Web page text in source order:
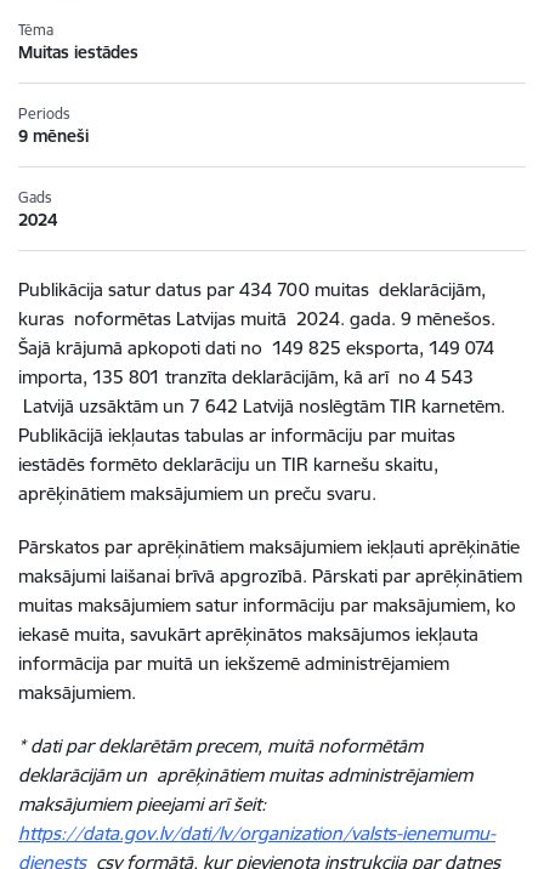
Tēma
Muitas iestādes
Periods
9 mēneši
Gads
2024
Publikācija satur datus par 434 700 muitas deklarācijām,
kuras noformētas Latvijas muitā 2024. gada. 9 mēnešos.
Šajā krājumā apkopoti dati no 149 825 eksporta, 149 074
importa, 135 801 tranzīta deklarācijām, kā arī no 4 543
Latvijā uzsāktām un 7 642 Latvijā noslēgtām TIR karnetēm.
Publikācijā iekļautas tabulas ar informāciju par muitas
iestādēs formēto deklarāciju un TIR karnešu skaitu,
aprēķinātiem maksājumiem un preču svaru.
Pārskatos par aprēķinātiem maksājumiem iekļauti aprēķinātie
maksājumi laišanai brīvā apgrozībā. Pārskati par aprēķinātiem
muitas maksājumiem satur informāciju par maksājumiem, ko
iekasē muita, savukārt aprēķinātos maksājumos iekļauta
informācija par muitā un iekšzemē administrējamiem
maksājumiem.
*dati par deklarētām precem, muitā noformētām
deklarācijām un aprēķinātiem muitas administrējamiem
maksājumiem pieejami arī šeit:
https://data.gov.lv/dati/lv/organization/valsts-ienemumu-
dienests csv formātā, kur pievienota instrukcija par datnes